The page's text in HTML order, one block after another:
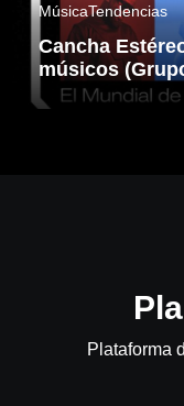
MúsicaTendencias
Cancha
músicos
Plataforma